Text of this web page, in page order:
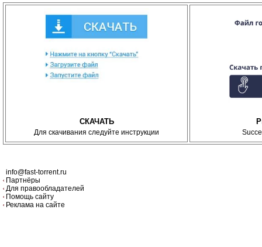
СКАЧАТЬ
Для скачивания следуйте инструкции
info@fast-torrent.ru
Партнёры
Для правообладателей
Помощь сайту
Реклама на сайте